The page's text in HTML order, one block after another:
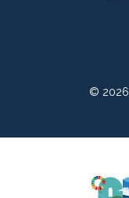
© 2026